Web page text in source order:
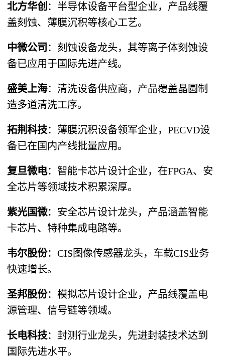
北方华创 ​：半导体设备平台型企业，产品线覆
盖刻蚀、薄膜沉积等核心工艺。
中微公司 ​：刻蚀设备龙头，其等离子体刻蚀设
备已应用于国际先进产线。
盛美上海​：清洗设备供应商，产品覆盖晶圆制
造多道清洗工序。
拓荆科技​：薄膜沉积设备领军企业，PECVD设
备已在国内产线批量应用。
复旦微电​：智能卡芯片设计企业，在FPGA、安
全芯片等领域技术积累深厚。
紫光国微​：安全芯片设计龙头，产品涵盖智能
卡芯片、特种集成电路等。
韦尔股份​：CIS图像传感器龙头，车载CIS业务
快速增长。
圣邦股份​：模拟芯片设计企业，产品线覆盖电
源管理、信号链等领域。
长电科技​：封测行业龙头，先进封装技术达到
国际先进水平。